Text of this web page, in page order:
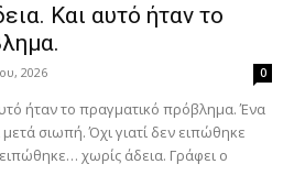
Και αυτό ήταν το
2026 0
ήταν το πραγματικό πρόβλημα. Ένα
σιωπή. Όχι γιατί δεν ειπώθηκε
ειπώθηκε… χωρίς άδεια. Γράφει ο